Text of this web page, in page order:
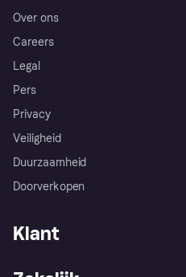
Over ons
Careers
Legal
Pers
Privacy
Veiligheid
Duurzaamheid
Doorverkopen
Klant